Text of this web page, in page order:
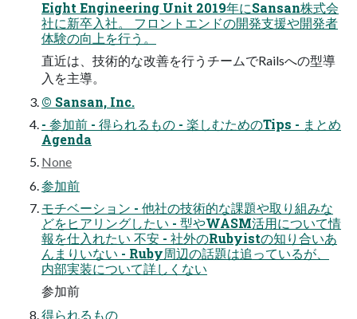
Eight Engineering Unit 2019年にSansan株式会
社に新卒⼊社。 フロントエンドの開発⽀援や開発者
体験の向上を⾏う。
直近は、技術的な改善を⾏うチームでRailsへの型導
⼊を主導。
© Sansan, Inc.
- 参加前 - 得られるもの - 楽しむためのTips - まとめ
Agenda
None
参加前
モチベーション - 他社の技術的な課題や取り組みな
どをヒアリングしたい - 型やWASM活⽤について情
報を仕⼊れたい 不安 - 社外のRubyistの知り合いあ
んまりいない - Ruby周辺の話題は追っているが、
内部実装について詳しくない
参加前
得られるもの